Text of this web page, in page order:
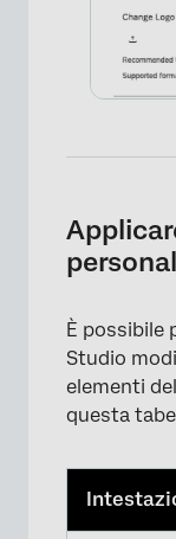
È possibile
Studio
elementi
questa